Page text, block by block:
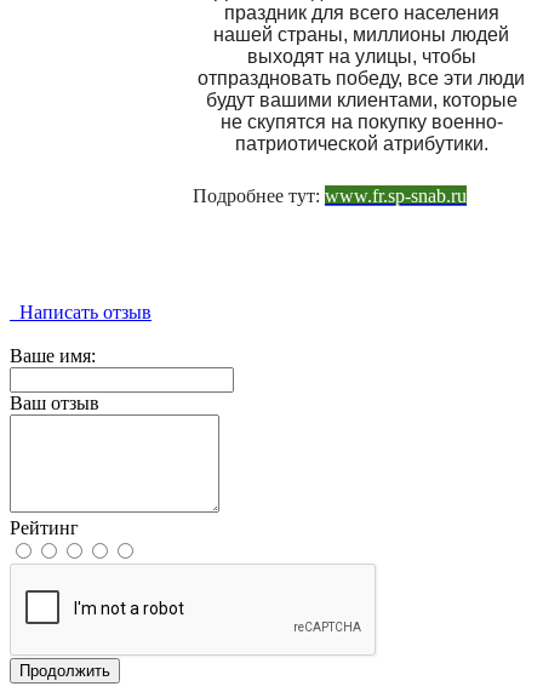
праздник для всего населения
нашей страны, миллионы людей
выходят на улицы, чтобы
отпраздновать победу, все эти люди
будут вашими клиентами, которые
не скупятся на покупку военно-
патриотической атрибутики.
Подробнее тут: www.fr.sp-snab.ru
Написать отзыв
Ваше имя:
Ваш отзыв
Рейтинг
Продолжить